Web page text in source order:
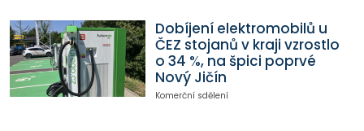
Dobíjení elektromobilů u
ČEZ stojanů v kraji vzrostlo
o 34 %, na špici poprvé
Nový Jičín
Komerční sdělení